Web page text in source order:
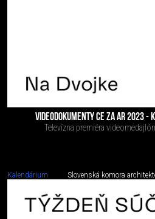
VIDEODOKUMENTY CE ZA AR 2023 -
Televízna premiéra
Kalendárium Slovenská komora